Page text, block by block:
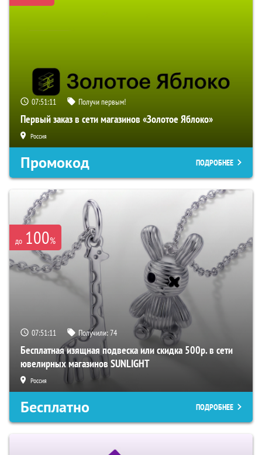
07:51:10 Получи первым!
Первый заказ в сети магазинов «Золотое Яблоко»
Россия
Промокод ПОДРОБНЕЕ
до 100%
07:51:10 Получили:74
Бесплатная изящная подвеска или скидка 500р. в сети
ювелирных магазинов SUNLIGHT
Россия
Бесплатно ПОДРОБНЕЕ